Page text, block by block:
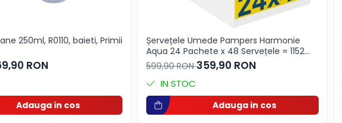
250ml, R0110, baieti, Primii
RON
Adauga in cos
Șervețele Umede Pampers Harmonie
Aqua 24 Pachete x 48 Servețele = 1152
Servețele pentru Bebeluși, protejează
împotriva iritațiilor pielii, loțiune delicată
cu 99% apă pura
599,90 RON359,90 RON
IN STOC
Adauga in cos